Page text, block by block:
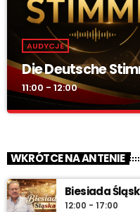
AUDYCJE
Die Deutsche
11:00 - 12:00
mniejszości niemieckiej o
regionie.
WKRÓTCE NA ANTENIE
Biesiada
12:00 - 17:00